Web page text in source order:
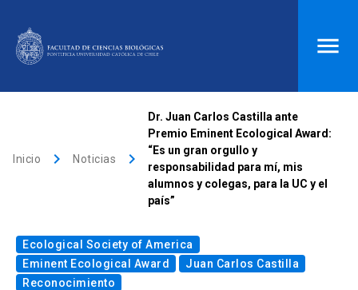
Donaciones launch
Correo
search
Inicio
Inicio keyboard_arrow_right Noticias keyboard_arrow_right
Dr. Juan Carlos Castilla ante
Premio Eminent Ecological Award:
“Es un gran orgullo y
responsabilidad para mí, mis
alumnos y colegas, para la UC y el
país”
Ecological Society of America
Eminent Ecological Award
Juan Carlos Castilla
Reconocimiento